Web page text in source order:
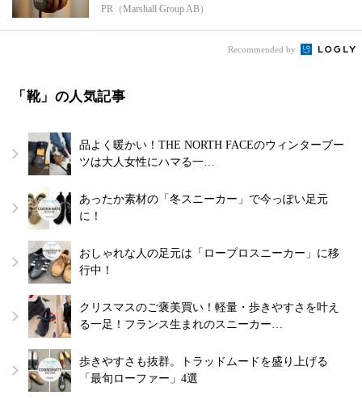
PR（Marshall Group AB）
Recommended by
「靴」の人気記事
品よく暖かい！THE NORTH FACEのウィンターブー
ツは大人女性にハマる一…
あったか素材の「冬スニーカー」で今っぽい足元
に！
おしゃれな人の足元は「ロープロスニーカー」に移
行中！
クリスマスのご褒美買い！軽量・歩きやすさを叶え
る一足！フランス生まれのスニーカー…
歩きやすさも抜群。トラッドムードを盛り上げる
「最旬ローファー」4選